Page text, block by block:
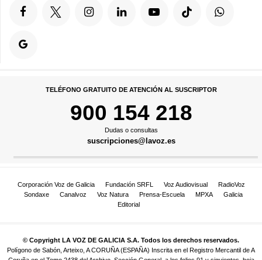
TELÉFONO GRATUITO DE ATENCIÓN AL SUSCRIPTOR
900 154 218
Dudas o consultas
suscripciones@lavoz.es
Corporación Voz de Galicia Fundación SRFL Voz Audiovisual
RadioVoz
Sondaxe
Canalvoz Voz Natura Prensa-Escuela MPXA
Galicia
Editorial
© Copyright LA VOZ DE GALICIA S.A. Todos los derechos reservados.
Polígono de Sabón, Arteixo, A CORUÑA (ESPAÑA) Inscrita en el Registro Mercantil de A